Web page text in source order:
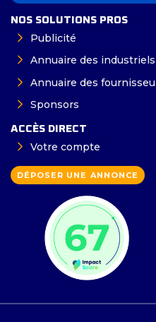
NOS SOLUTIONS PROS
Publicité
Annuaire des industriels
Annuaire des
Sponsors
ACCÈS DIRECT
Votre compte
DÉPOSER UNE ANNONCE